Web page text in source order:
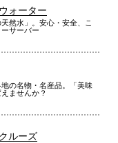
ォーター
天然水」。安心・安全、こ
サーバー
の名物・名産品。「美味
ませんか？
ルーズ